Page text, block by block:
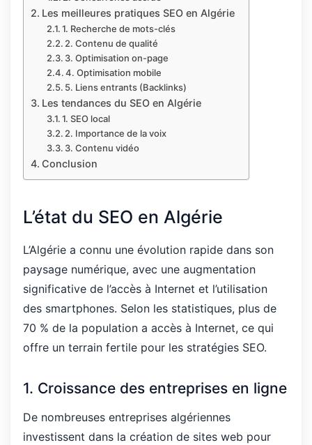
Les meilleures pratiques SEO en Algérie
1. Recherche de mots-clés
2. Contenu de qualité
3. Optimisation on-page
4. Optimisation mobile
5. Liens entrants (Backlinks)
Les tendances du SEO en Algérie
1. SEO local
2. Importance de la voix
3. Contenu vidéo
Conclusion
L’état du SEO en Algérie
L’Algérie a connu une évolution rapide dans son
paysage numérique, avec une augmentation
significative de l’accès à Internet et l’utilisation
des smartphones. Selon les statistiques, plus de
70 % de la population a accès à Internet, ce qui
offre un terrain fertile pour les stratégies SEO.
1. Croissance des entreprises en ligne
De nombreuses entreprises algériennes
investissent dans la création de sites web pour